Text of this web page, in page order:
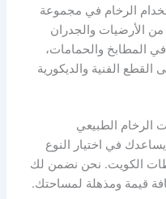
الرخام في مجموعة
الأرضيات والجدران
المطابخ والحمامات،
القطع الفنية والديكورية
الرخام الطبيعي
في اختيار النوع
الكويت. نحن نضمن لك
قيمة ومذهلة لمساحتك.